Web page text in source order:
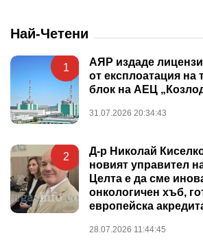
Най-Четени
1
АЯР издаде
от експлоатация на
блок на АЕЦ
31.07.2026 20:34:43
2
Д-р Николай
новият управител
Целта е да сме
онкологичен хъб,
европейска
28.07.2026 11:44:45